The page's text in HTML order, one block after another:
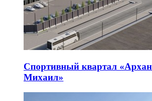
Спортивный квартал
Михаил»